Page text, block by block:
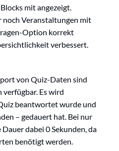
mit angezeigt.
noch Veranstaltungen mit
Option korrekt
verbessert.
von Quiz-Daten sind
Es wird
beantwortet wurde und
– gedauert hat. Bei nur
dabei 0 Sekunden, da
benötigt werden.